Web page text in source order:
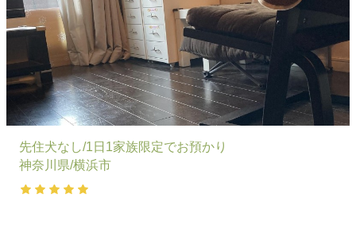
先住犬なし/1日1家族限定でお預かり
神奈川県/横浜市